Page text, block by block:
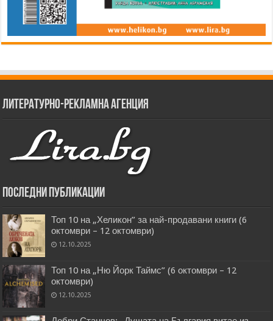
Литературно-рекламна агенция
Последни публикации
Топ 10 на „Хеликон” за най-продавани книги (6
октомври – 12 октомври)
12.10.2025
Топ 10 на „Ню Йорк Таймс” (6 октомври – 12
октомври)
12.10.2025